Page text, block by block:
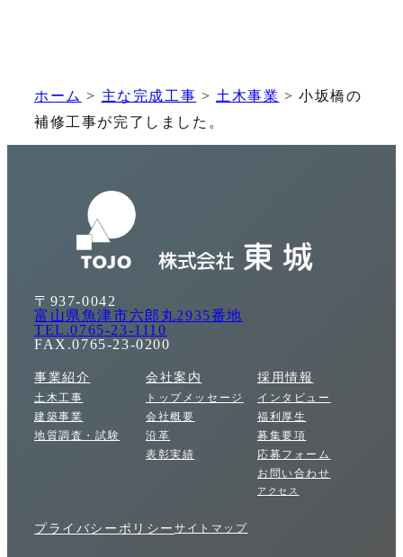
ホーム > 主な完成工事 >土木事業 >小坂橋の
補修工事が完了しました。
〒937-0042
富山県魚津市六郎丸2935番地
TEL.0765-23-1110
FAX.0765-23-0200
事業紹介
土木工事
建築事業
地質調査・試験
会社案内
トップメッセージ
会社概要
沿革
表彰実績
採用情報
インタビュー
福利厚生
募集要項
応募フォーム
お問い合わせ
アクセス
プライバシーポリシー サイトマップ